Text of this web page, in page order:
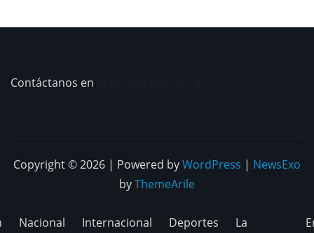
Contáctanos en
Copyright © 2026 | Powered byWordPress | NewsExo
byThemeArile
Nacional Internacional Deportes
La